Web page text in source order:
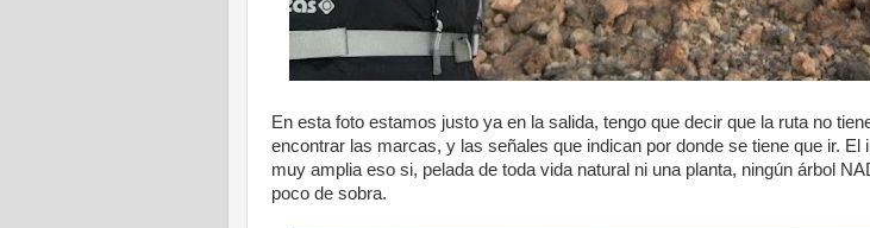
En esta foto estamos justo ya en la salida, tengo que decir que la ruta no
encontrar las marcas, y las señales que indican por donde se tiene que ir. El
muy amplia eso si, pelada de toda vida natural ni una planta, ningún árbol
poco de sobra.